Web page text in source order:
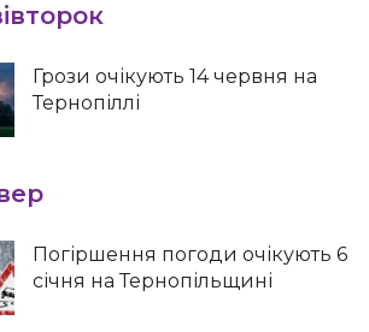
Грози очікують 14 червня на
Тернопіллі
Погіршення погоди очікують 6
січня на Тернопільщині